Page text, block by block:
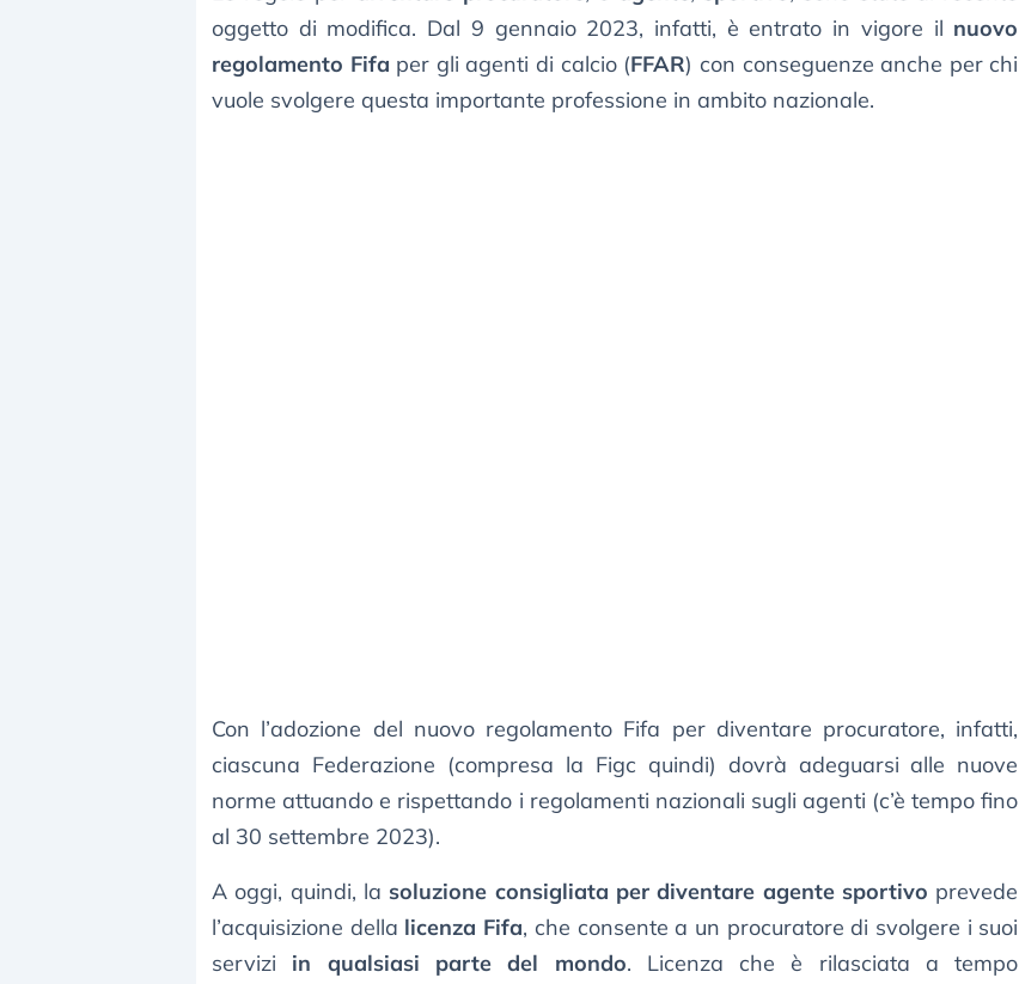
oggetto di modifica. Dal 9 gennaio 2023, infatti, è entrato in vigore il nuovo
regolamento Fifa per gli agenti di calcio (FFAR) con conseguenze anche per chi
vuole svolgere questa importante professione in ambito nazionale.
Con l’adozione del nuovo regolamento Fifa per diventare procuratore, infatti,
ciascuna Federazione (compresa la Figc quindi) dovrà adeguarsi alle nuove
norme attuando e rispettando i regolamenti nazionali sugli agenti (c’è tempo fino
al 30 settembre 2023).
A oggi, quindi, la soluzione consigliata per diventare agente sportivo prevede
l’acquisizione della licenza Fifa, che consente a un procuratore di svolgere i suoi
servizi in qualsiasi parte del mondo. Licenza che è rilasciata a tempo